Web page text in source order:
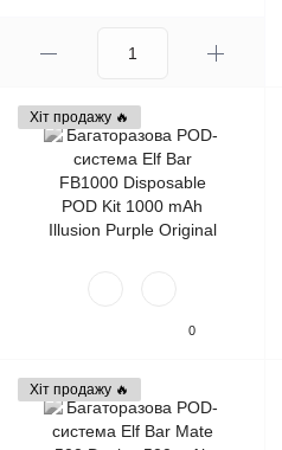
Хіт продажу 🔥
0
Хіт продажу 🔥